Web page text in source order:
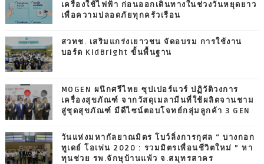
เครื่องใช้ไฟฟ้า ก่อนออกเดินทางในช่วงวันหยุดยาว
เพื่อความปลอดภัยทุกครัวเรือน
สวทช. เสริมแกร่งเยาวชน จัดอบรม การใช้งาน
บอร์ด KidBright ขั้นพื้นฐาน
MOGEN ผนึกศรีไทย ซุปเปอร์แวร์ ปฏิวัติวงการ
เครื่องสุขภัณฑ์ จากวัสดุเมลามีนที่ใช้ผลิตจานชาม
สู่ชุดสุขภัณฑ์ มีดีไซน์ตอบโจทย์กลุ่มลูกค้า 3 GEN
วันแห่งมหากัลยาณมิตร โบว์ลิ่งการกุศล “ บางกอก
ทูเดย์ โอเพ่น 2020 : รวมมิตรเพื่อนชีวิตใหม่ ” หา
ทุนช่วย รพ.จักษุบ้านแพ้ว จ.สมุทรสาคร